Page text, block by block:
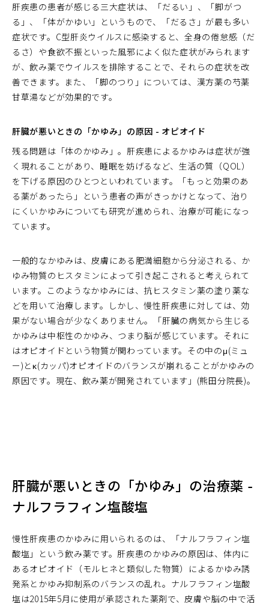
肝疾患の患者が感じる三大症状は、「だるい」、「脚がつ
る」、「体がかゆい」というもので、「だるさ」が最も多い
症状です。C型肝炎ウイルスに感染すると、全身の倦怠感（だ
るさ）や食欲不振といった風邪によく似た症状がみられます
が、飲み薬でウイルスを排除することで、それらの症状を改
善できます。また、「脚のつり」については、漢方薬の芍薬
甘草湯などが効果的です。
肝臓が悪いときの「かゆみ」の原因 - オピオイド
残る問題は「体のかゆみ」。肝疾患によるかゆみは症状が強
く現れることがあり、睡眠を妨げるなど、生活の質（QOL）
を下げる原因のひとつといわれています。「もっと効果のあ
る薬があったら」という患者の声がきっかけとなって、治り
にくいかゆみについても研究が進められ、治療が可能になっ
ています。
一般的なかゆみは、皮膚にある肥満細胞から分泌される、か
ゆみ物質のヒスタミンによって引き起こされると考えられて
います。このようなかゆみには、抗ヒスタミン薬の塗り薬な
どを用いて治療します。しかし、慢性肝疾患に対しては、効
果がない場合が少なくありません。「肝臓の病気から生じる
かゆみは中枢性のかゆみ、つまり脳が感じています。それに
はオピオイドという物質が関わっています。その中のμ(ミュ
ー)とκ(カッパ)オピオイドのバランスが崩れることがかゆみの
原因です。現在、飲み薬が開発されています」(熊田分院長)。
肝臓が悪いときの「かゆみ」の治療薬 -
ナルフラフィン塩酸塩
慢性肝疾患のかゆみに用いられるのは、「ナルフラフィン塩
酸塩」という飲み薬です。肝疾患のかゆみの原因は、体内に
あるオピオイド（モルヒネと類似した物質）によるかゆみ誘
発系とかゆみ抑制系のバランスの乱れ。ナルフラフィン塩酸
塩は2015年5月に使用が承認された薬剤で、皮膚や脳の中で活